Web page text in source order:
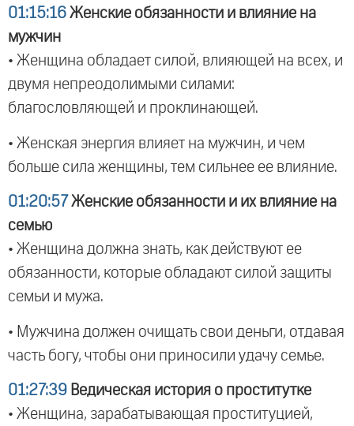
01:15:16 Женские обязанности и влияние на
мужчин
• Женщина обладает силой, влияющей на всех, и
двумя непреодолимыми силами:
благословляющей и проклинающей.
• Женская энергия влияет на мужчин, и чем
больше сила женщины, тем сильнее ее влияние.
01:20:57 Женские обязанности и их влияние на
семью
• Женщина должна знать, как действуют ее
обязанности, которые обладают силой защиты
семьи и мужа.
• Мужчина должен очищать свои деньги, отдавая
часть богу, чтобы они приносили удачу семье.
01:27:39 Ведическая история о проститутке
• Женщина, зарабатывающая проституцией,